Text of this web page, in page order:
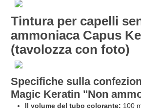
Tintura per capelli
ammoniaca Capus
(tavolozza con foto)
Specifiche sulla
Magic Keratin "Non
Il volume del tubo colorante: 100